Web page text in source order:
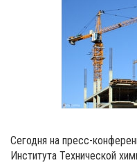
Сегодня на пресс-
Института Технической